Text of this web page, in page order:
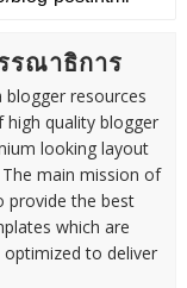
รณาธิการ
blogger resources
high quality blogger
looking layout
main mission of
provide the best
which are
to deliver